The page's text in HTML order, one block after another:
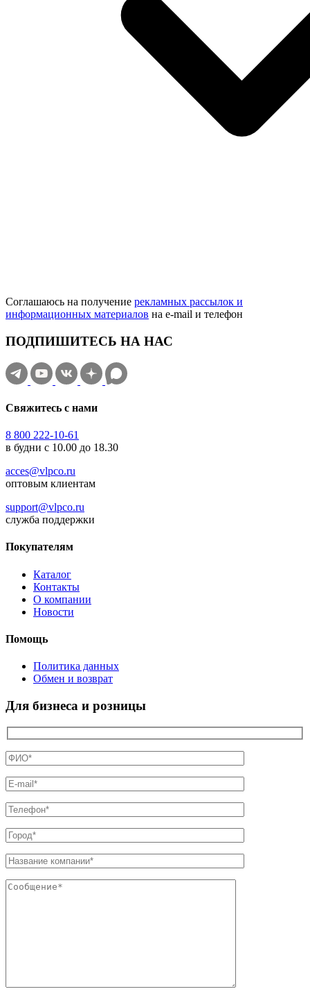
Соглашаюсь на получение рекламных рассылок и
информационных материалов на e‑mail и телефон
ПОДПИШИТЕСЬ НА НАС
Свяжитесь с нами
8 800 222-10-61
в будни с 10.00 до 18.30
acces@vlpco.ru
оптовым клиентам
support@vlpco.ru
служба поддержки
Покупателям
Каталог
Контакты
О компании
Новости
Помощь
Политика данных
Обмен и возврат
Для бизнеса и розницы